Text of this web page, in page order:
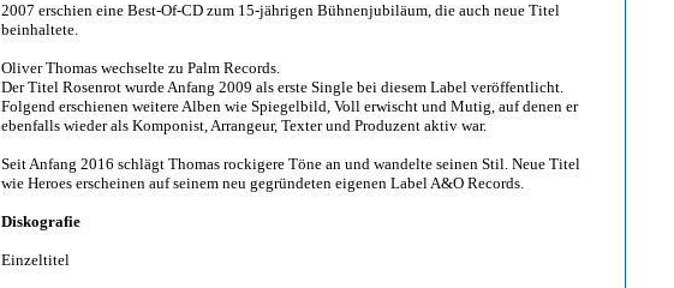
2007 erschien eine Best-Of-CD zum 15-jährigen Bühnenjubiläum, die auch neue Titel
beinhaltete.
Oliver Thomas wechselte zu Palm Records.
Der Titel Rosenrot wurde Anfang 2009 als erste Single bei diesem Label veröffentlicht.
Folgend erschienen weitere Alben wie Spiegelbild, Voll erwischt und Mutig, auf denen er
ebenfalls wieder als Komponist, Arrangeur, Texter und Produzent aktiv war.
Seit Anfang 2016 schlägt Thomas rockigere Töne an und wandelte seinen Stil. Neue Titel
wie Heroes erscheinen auf seinem neu gegründeten eigenen Label A&O Records.
Diskografie
Einzeltitel